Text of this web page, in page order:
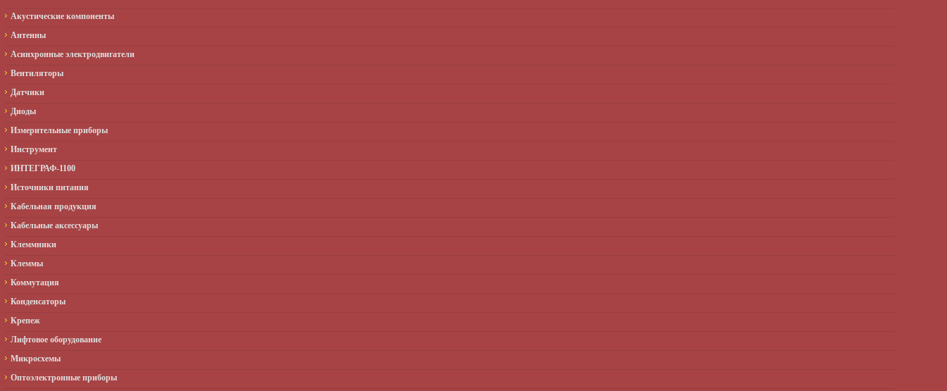
Акустические компоненты
Антенны
Асинхронные электродвигатели
Вентиляторы
Датчики
Диоды
Измерительные приборы
Инструмент
ИНТЕГРАФ-1100
Источники питания
Кабельная продукция
Кабельные аксессуары
Клеммники
Клеммы
Коммутация
Конденсаторы
Крепеж
Лифтовое оборудование
Микросхемы
Оптоэлектронные приборы